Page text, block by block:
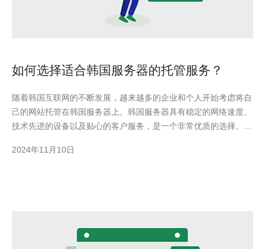
如何选择适合韩国服务器的托管服务？
随着韩国互联网的不断发展，越来越多的企业和个人开始考虑将自
己的网站托管在韩国服务器上。韩国服务器具有稳定的网络速度、
技术先进的设备以及贴心的客户服务，是一个非常优质的选择。然
服务器托管服务成为了一个关键的问题。 1. 环境稳定性 首先，你
2024年11月10日